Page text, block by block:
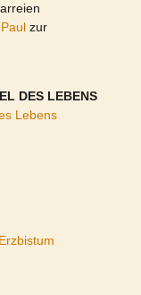
zur
DES LEBENS